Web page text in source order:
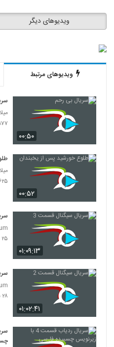
ویدیوهای دیگر
ویدیوهای مرتبط
۰۰:۵۰
۸۷۷
۰۰:۵۲
۶۲۵
۰۱:۰۹:۱۳
۲۵ بازدید
۰۱:۰۲:۴۱
۲۸ بازدید